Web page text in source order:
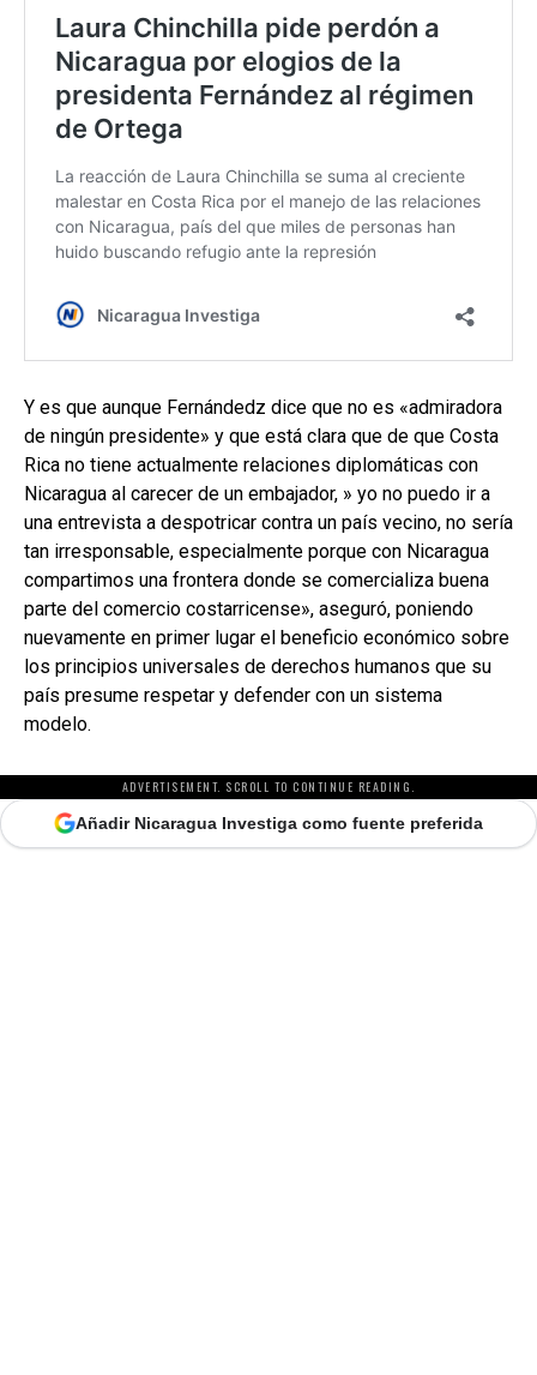
Y es que aunque Fernándedz dice que no es «admiradora
de ningún presidente» y que está clara que de que Costa
Rica no tiene actualmente relaciones diplomáticas con
Nicaragua al carecer de un embajador, » yo no puedo ir a
una entrevista a despotricar contra un país vecino, no sería
tan irresponsable, especialmente porque con Nicaragua
compartimos una frontera donde se comercializa buena
parte del comercio costarricense», aseguró, poniendo
nuevamente en primer lugar el beneficio económico sobre
los principios universales de derechos humanos que su
país presume respetar y defender con un sistema
modelo.
ADVERTISEMENT. SCROLL TO CONTINUE READING.
Añadir Nicaragua Investiga como fuente preferida